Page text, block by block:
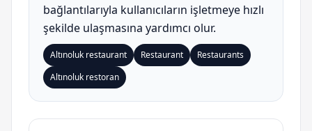
bağlantılarıyla kullanıcıların işletmeye hızlı
şekilde ulaşmasına yardımcı olur.
Altınoluk restaurant Restaurant
Restaurants
Altınoluk restoran